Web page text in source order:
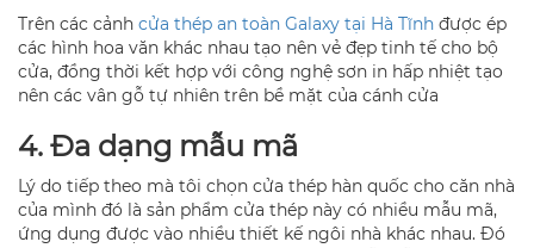
Trên các cảnh cửa thép an toàn Galaxy tại Hà Tĩnh được ép
các hình hoa văn khác nhau tạo nên vẻ đẹp tinh tế cho bộ
cửa, đồng thời kết hợp với công nghệ sơn in hấp nhiệt tạo
nên các vân gỗ tự nhiên trên bề mặt của cánh cửa
4. Đa dạng mẫu mã
Lý do tiếp theo mà tôi chọn cửa thép hàn quốc cho căn nhà
của mình đó là sản phẩm cửa thép này có nhiều mẫu mã,
ứng dụng được vào nhiều thiết kế ngôi nhà khác nhau. Đó